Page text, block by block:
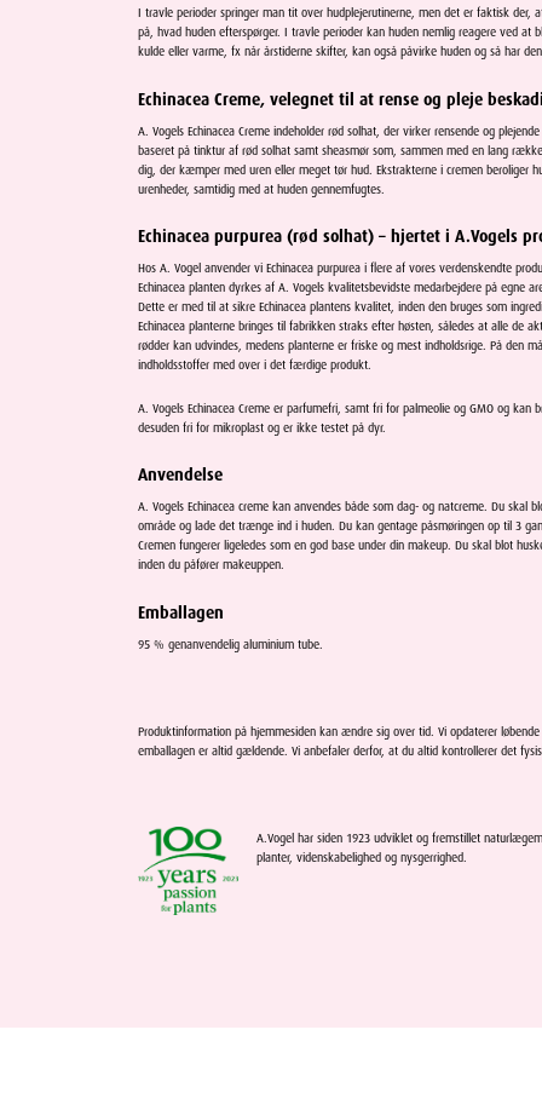
I travle perioder springer man tit over hudplejerutinerne, men det er faktisk
på, hvad huden efterspørger. I travle perioder kan huden nemlig reagere ved at
kulde eller varme, fx når årstiderne skifter, kan også påvirke huden og så har
Echinacea Creme, velegnet til at rense og pleje
A. Vogels Echinacea Creme indeholder rød solhat, der virker rensende og
baseret på tinktur af rød solhat samt sheasmør som, sammen med en lang
dig, der kæmper med uren eller meget tør hud. Ekstrakterne i cremen beroliger
urenheder, samtidig med at huden gennemfugtes.
Echinacea purpurea (rød solhat) – hjertet i A.Vogels
Hos A. Vogel anvender vi Echinacea purpurea i flere af vores verdenskendte
Echinacea planten dyrkes af A. Vogels kvalitetsbevidste medarbejdere på egne
Dette er med til at sikre Echinacea plantens kvalitet, inden den bruges som
Echinacea planterne bringes til fabrikken straks efter høsten, således at alle de
rødder kan udvindes, medens planterne er friske og mest indholdsrige. På den
indholdsstoffer med over i det færdige produkt.
A. Vogels Echinacea Creme er parfumefri, samt fri for palmeolie og GMO og kan
desuden fri for mikroplast og er ikke testet på dyr.
Anvendelse
A. Vogels Echinacea creme kan anvendes både som dag- og natcreme. Du skal
område og lade det trænge ind i huden. Du kan gentage påsmøringen op til 3
Cremen fungerer ligeledes som en god base under din makeup. Du skal blot
inden du påfører makeuppen.
Emballagen
95 % genanvendelig aluminium tube.
Produktinformation på hjemmesiden kan ændre sig over tid. Vi opdaterer
emballagen er altid gældende. Vi anbefaler derfor, at du altid kontrollerer det
A.Vogel har siden 1923 udviklet og fremstillet
planter, videnskabelighed og nysgerrighed.